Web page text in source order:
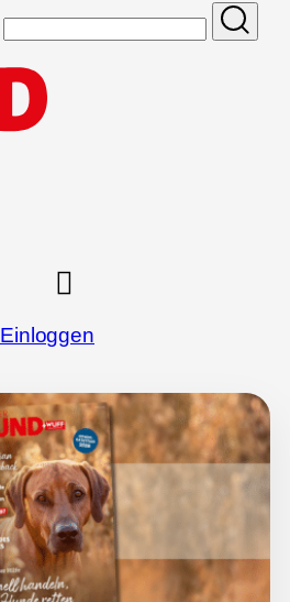
Einloggen